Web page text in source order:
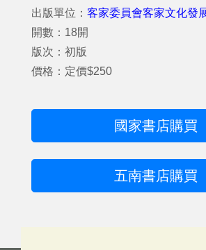
出版單位： 客家委員會客家文化發
開數：18開
版次：初版
價格：定價$250
國家書店購買
五南書店購買